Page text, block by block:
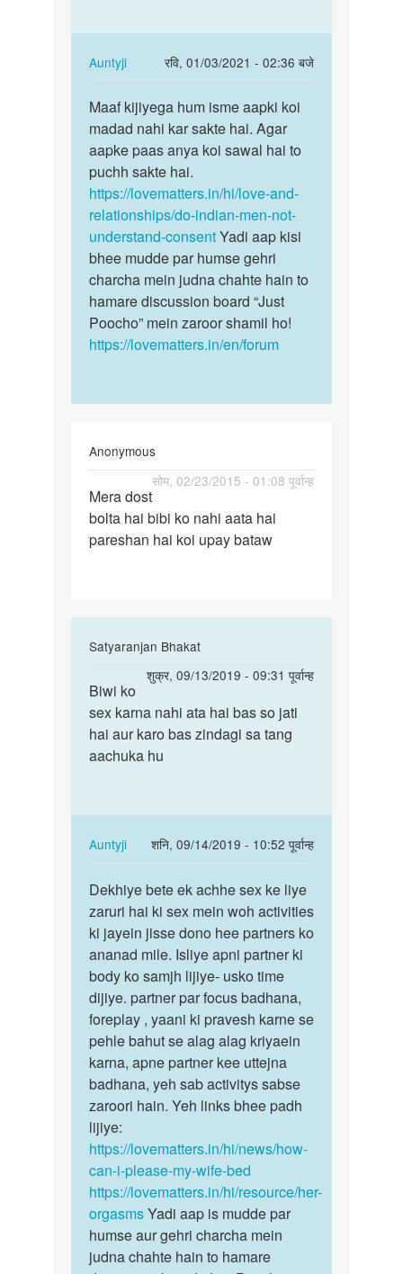
karnaka
by
munase
chahta
hun
Auntyji
रवि, 01/03/2021 - 02:36 बजे
In
reply
to
Hlo
sex
karna
chahta
hun
by
Neeraj
Maaf
kijiyega
hum
isme
aapki…
Maaf kijiyega hum isme aapki koi
madad nahi kar sakte hai. Agar
aapke paas anya koi sawal hai to
puchh sakte hai.
https://lovematters.in/hi/love-and-
relationships/do-indian-men-not-
understand-consentYadi aap kisi
bhee mudde par humse gehri
charcha mein judna chahte hain to
hamare discussion board “Just
Poocho” mein zaroor shamil ho!
https://lovematters.in/en/forum
Anonymous
सोम, 02/23/2015 - 01:08 पूर्वान्ह
Mera
dost
bolta
Mera dost
bolta hai bibi ko nahi aata hai
pareshan hai koi upay bataw
Satyaranjan Bhakat
शुक्र, 09/13/2019 - 09:31 पूर्वान्ह
In
Mera
dost
ko
by
Anonymous
Biwi
ko
sex
karna
Biwi ko
sex karna nahi ata hai bas so jati
hai aur karo bas zindagi sa tang
aachuka hu
Auntyji
शनि, 09/14/2019 - 10:52 पूर्वान्ह
In
reply
to
Biwi
ko
sex
karna
nahi
ata…
by
Satyaranjan
Bhakat
Dekhiye
bete
ek
achhe
sex
ke…
Dekhiye bete ek achhe sex ke liye
zaruri hai ki sex mein woh activities
ki jayein jisse dono hee partners ko
ananad mile. Isliye apni partner ki
body ko samjh lijiye- usko time
dijiye. partner par focus badhana,
foreplay , yaani ki pravesh karne se
pehle bahut se alag alag kriyaein
karna, apne partner kee uttejna
badhana, yeh sab activitys sabse
zaroori hain. Yeh links bhee padh
lijiye:
https://lovematters.in/hi/news/how-
can-i-please-my-wife-bed
https://lovematters.in/hi/resource/her-
orgasmsYadi aap is mudde par
humse aur gehri charcha mein
judna chahte hain to hamare